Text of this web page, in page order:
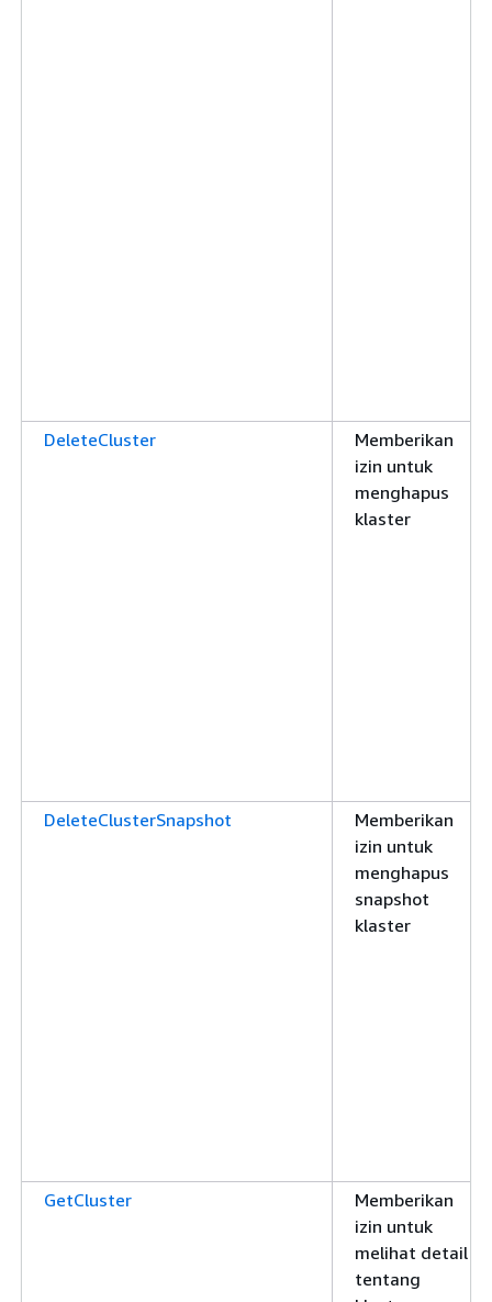
DeleteCluster
Memberikan
izin untuk
menghapus
klaster
DeleteClusterSnapshot
Memberikan
izin untuk
menghapus
snapshot
klaster
GetCluster
Memberikan
izin untuk
melihat detail
tentang